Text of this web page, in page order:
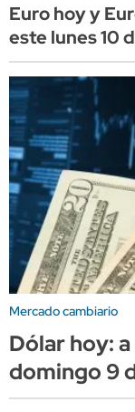
Euro hoy y
este lunes 10
Mercado cambiario
Dólar hoy:
domingo 9